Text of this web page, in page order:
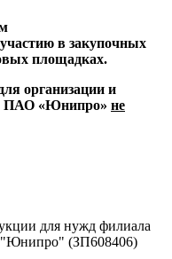
в закупочных
площадках.
организации и
ПАО «Юнипро» не
для нужд филиала
(ЗП608406)